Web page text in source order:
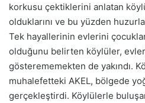
korkusu çektiklerini anlatan
olduklarını ve bu yüzden
Tek hayallerinin evlerini
olduğunu belirten köylüler,
gösterememekten de yakındı.
muhalefetteki AKEL, bölgede
gerçekleştirdi. Köylülerle